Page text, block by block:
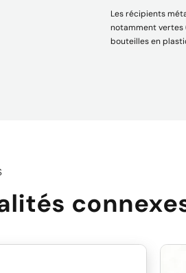
Les récipients
notamment vertes
bouteilles en